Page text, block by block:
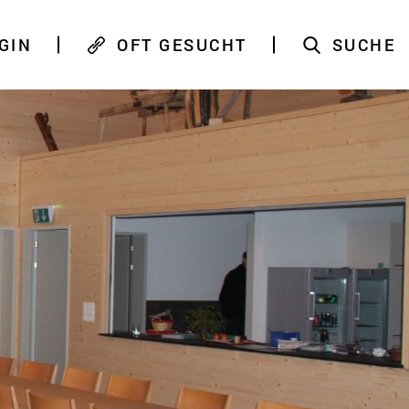
OFT GESUCHT SUCHE